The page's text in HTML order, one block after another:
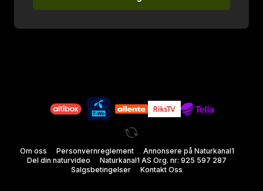
Om oss Personvernreglement
Annonsere på Naturkanal1
Del din naturvideo
Naturkanal1 AS Org. nr: 925 597 287
Salgsbetingelser
Kontakt Oss